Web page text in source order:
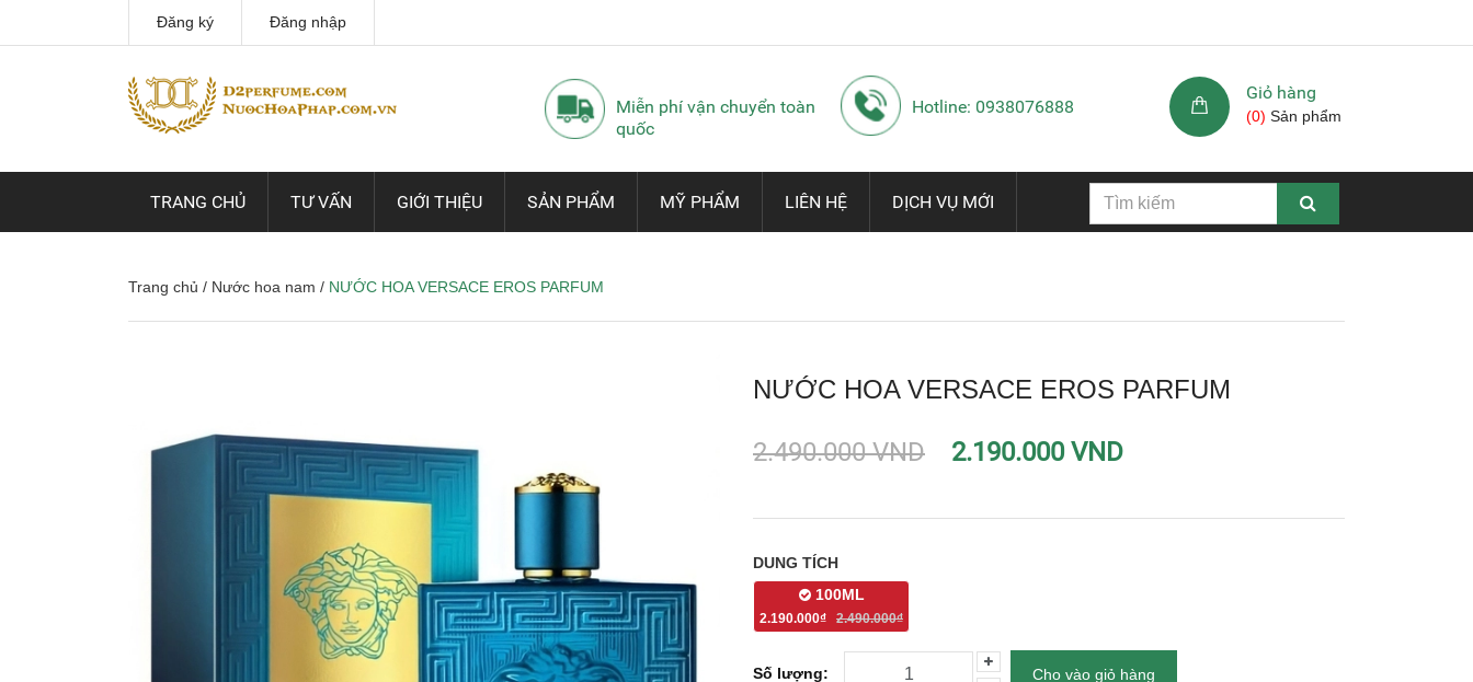
Đăng ký Đăng nhập
Miễn phí vận chuyển toàn
quốc
Hotline: 0938076888
Giỏ hàng
(0) Sản phẩm
TRANG CHỦ TƯ VẤN GIỚI THIỆU SẢN PHẨM MỸ PHẨM LIÊN HỆ DỊCH VỤ MỚI
Trang chủ / Nước hoa nam / NƯỚC HOA VERSACE EROS PARFUM
NƯỚC HOA VERSACE EROS PARFUM
2.490.000 VND 2.190.000 VND
DUNG TÍCH
100ML
2.190.000₫ 2.490.000₫
Số lượng: Cho vào giỏ hàng